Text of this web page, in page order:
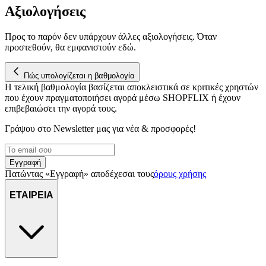
Αξιολογήσεις
Προς το παρόν δεν υπάρχουν άλλες αξιολογήσεις. Όταν
προστεθούν, θα εμφανιστούν εδώ.
Πώς υπολογίζεται η βαθμολογία
Η τελική βαθμολογία βασίζεται αποκλειστικά σε κριτικές χρηστών
που έχουν πραγματοποιήσει αγορά μέσω SHOPFLIX ή έχουν
επιβεβαιώσει την αγορά τους.
Γράψου στο Νewsletter μας για νέα & προσφορές!
Εγγραφή
Πατώντας «Εγγραφή» αποδέχεσαι τουςόρους χρήσης
ΕΤΑΙΡΕΙΑ